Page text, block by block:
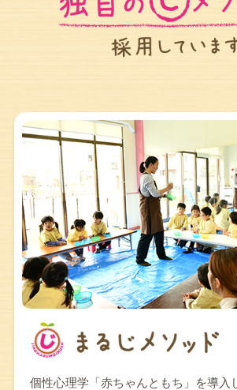
個性心理学「赤ちゃんともち」を導入